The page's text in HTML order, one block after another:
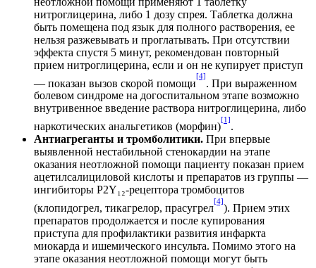
нитроглицерина, либо 1 дозу спрея. Таблетка должна
быть помещена под язык для полного растворения, ее
нельзя разжевывать и проглатывать. При отсутствии
эффекта спустя 5 минут, рекомендован повторный
прием нитроглицерина, если и он не купирует приступ
— показан вызов скорой помощи
[4]
. При выраженном
болевом синдроме на догоспитальном этапе возможно
внутривенное введение раствора нитроглицерина, либо
наркотических анальгетиков (морфин)
[1]
.
Антиагреганты и тромболитики. При впервые
выявленной нестабильной стенокардии на этапе
оказания неотложной помощи пациенту показан прием
ацетилсалициловой кислоты и препаратов из группы —
ингибиторы P2Y₁₂-рецептора тромбоцитов
(клопидогрел, тикагрелор, прасугрел
[4]
). Прием этих
препаратов продолжается и после купирования
приступа для профилактики развития инфаркта
миокарда и ишемического инсульта. Помимо этого на
этапе оказания неотложной помощи могут быть